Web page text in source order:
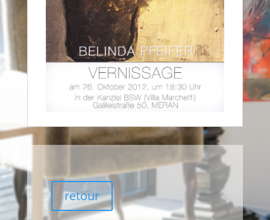
retour